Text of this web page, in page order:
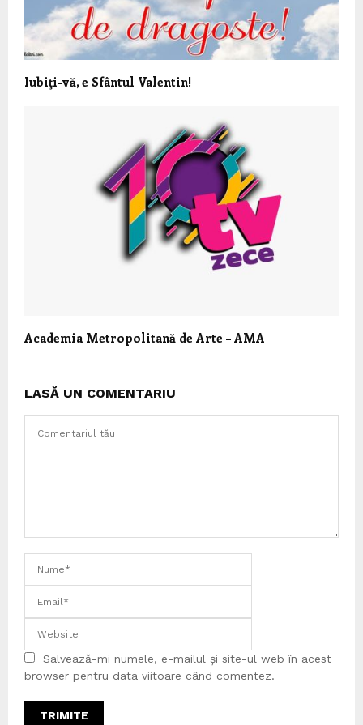
Iubiţi-vă, e Sfântul Valentin!
Academia Metropolitană de Arte – AMA
LASĂ UN COMENTARIU
Salvează-mi numele, e-mailul și site-ul web în acest
browser pentru data viitoare când comentez.